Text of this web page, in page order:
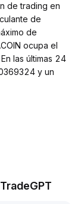
de trading en
de
de
ocupa el
las últimas 24
y un